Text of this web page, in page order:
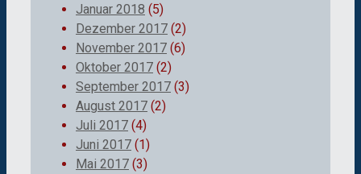
Januar 2018 (5)
Dezember 2017 (2)
November 2017 (6)
Oktober 2017 (2)
September 2017 (3)
August 2017 (2)
Juli 2017 (4)
Juni 2017 (1)
Mai 2017 (3)